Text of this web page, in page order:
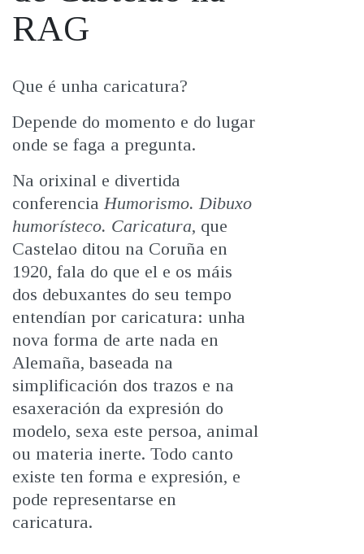
IDENTIDADE CORPORATIVA
PORTAL DAS PALABRAS
RAG
01/04/2025
Que é unha caricatura?
Depende do momento e do lugar
onde se faga a pregunta.
Na orixinal e divertida
conferencia Humorismo. Dibuxo
humorísteco. Caricatura, que
Castelao ditou na Coruña en
1920, fala do que el e os máis
dos debuxantes do seu tempo
entendían por caricatura: unha
nova forma de arte nada en
Alemaña, baseada na
simplificación dos trazos e na
esaxeración da expresión do
modelo, sexa este persoa, animal
ou materia inerte. Todo canto
existe ten forma e expresión, e
pode representarse en
caricatura.